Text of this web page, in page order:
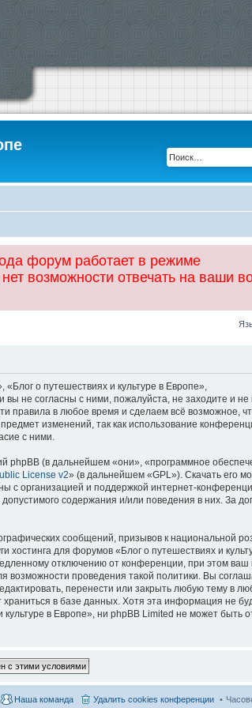
форум работает в режиме
возможности отвечать на ваши
о путешествиях и культуре в Европе»,
не согласны с ними, пожалуйста, не заходите и не
правила в любое время и сделаем всё возможное,
изменений, так как использование
с ними.
(в дальнейшем «они», «программное
License v2» (в дальнейшем «GPL»). Скачать его
с организацией и поддержкой интернет-
содержания и/или поведения в них. За
сообщений, призывов к национальной
для форумов «Блог о путешествиях и
отключению от конференции, при этом ваш
проведения такой политики. Вы
перенести или закрыть любую тему в
в базе данных. Хотя эта информация не
в Европе», ни phpBB Limited не может быть
Удалить cookies конференции
Наша команда